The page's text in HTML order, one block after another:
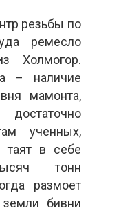
резьбы по
ремесло
Холмогор.
– наличие
мамонта,
ученных,
таят в себе
тонн
размоет
бивни